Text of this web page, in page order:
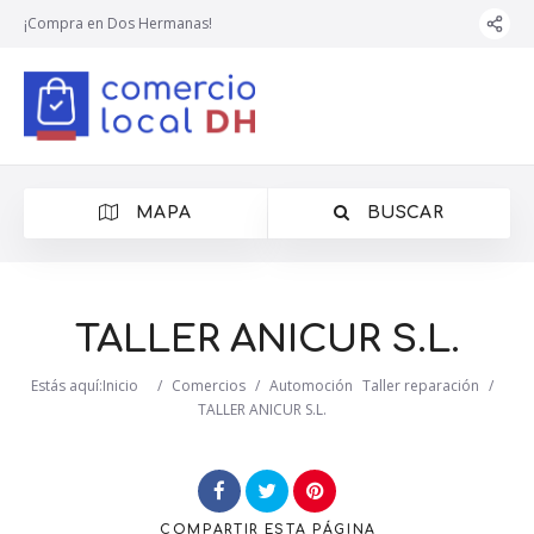
¡Compra en Dos Hermanas!
MAPA BUSCAR
TALLER ANICUR S.L.
Estás aquí:Inicio / Comercios / Automoción Taller reparación /
TALLER ANICUR S.L.
COMPARTIR ESTA PÁGINA